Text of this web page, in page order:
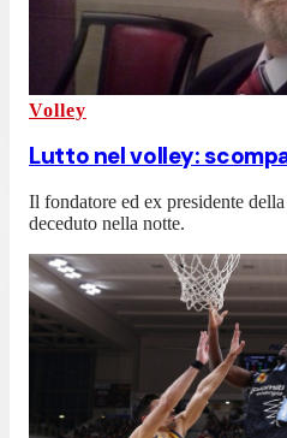
Volley
Lutto nel volley:
Il fondatore ed ex presidente
deceduto nella notte.